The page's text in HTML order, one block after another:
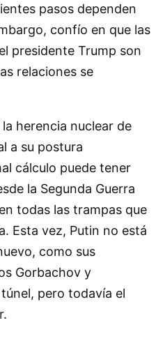
pasos dependen
confío en que las
presidente Trump son
relaciones se
herencia nuclear de
a su postura
cálculo puede tener
la Segunda Guerra
todas las trampas que
Esta vez, Putin no está
como sus
Gorbachov y
pero todavía el